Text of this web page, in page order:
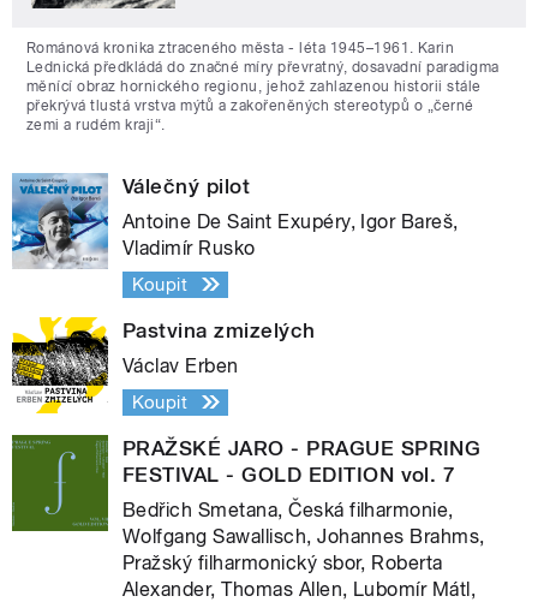
Románová kronika ztraceného města - léta 1945–1961. Karin
Lednická předkládá do značné míry převratný, dosavadní paradigma
měnící obraz hornického regionu, jehož zahlazenou historii stále
překrývá tlustá vrstva mýtů a zakořeněných stereotypů o „černé
zemi a rudém kraji“.
Válečný pilot
Antoine De Saint Exupéry, Igor Bareš,
Vladimír Rusko
Koupit
Pastvina zmizelých
Václav Erben
Koupit
PRAŽSKÉ JARO - PRAGUE SPRING
FESTIVAL - GOLD EDITION vol. 7
Bedřich Smetana, Česká filharmonie,
Wolfgang Sawallisch, Johannes Brahms,
Pražský filharmonický sbor, Roberta
Alexander, Thomas Allen, Lubomír Mátl,